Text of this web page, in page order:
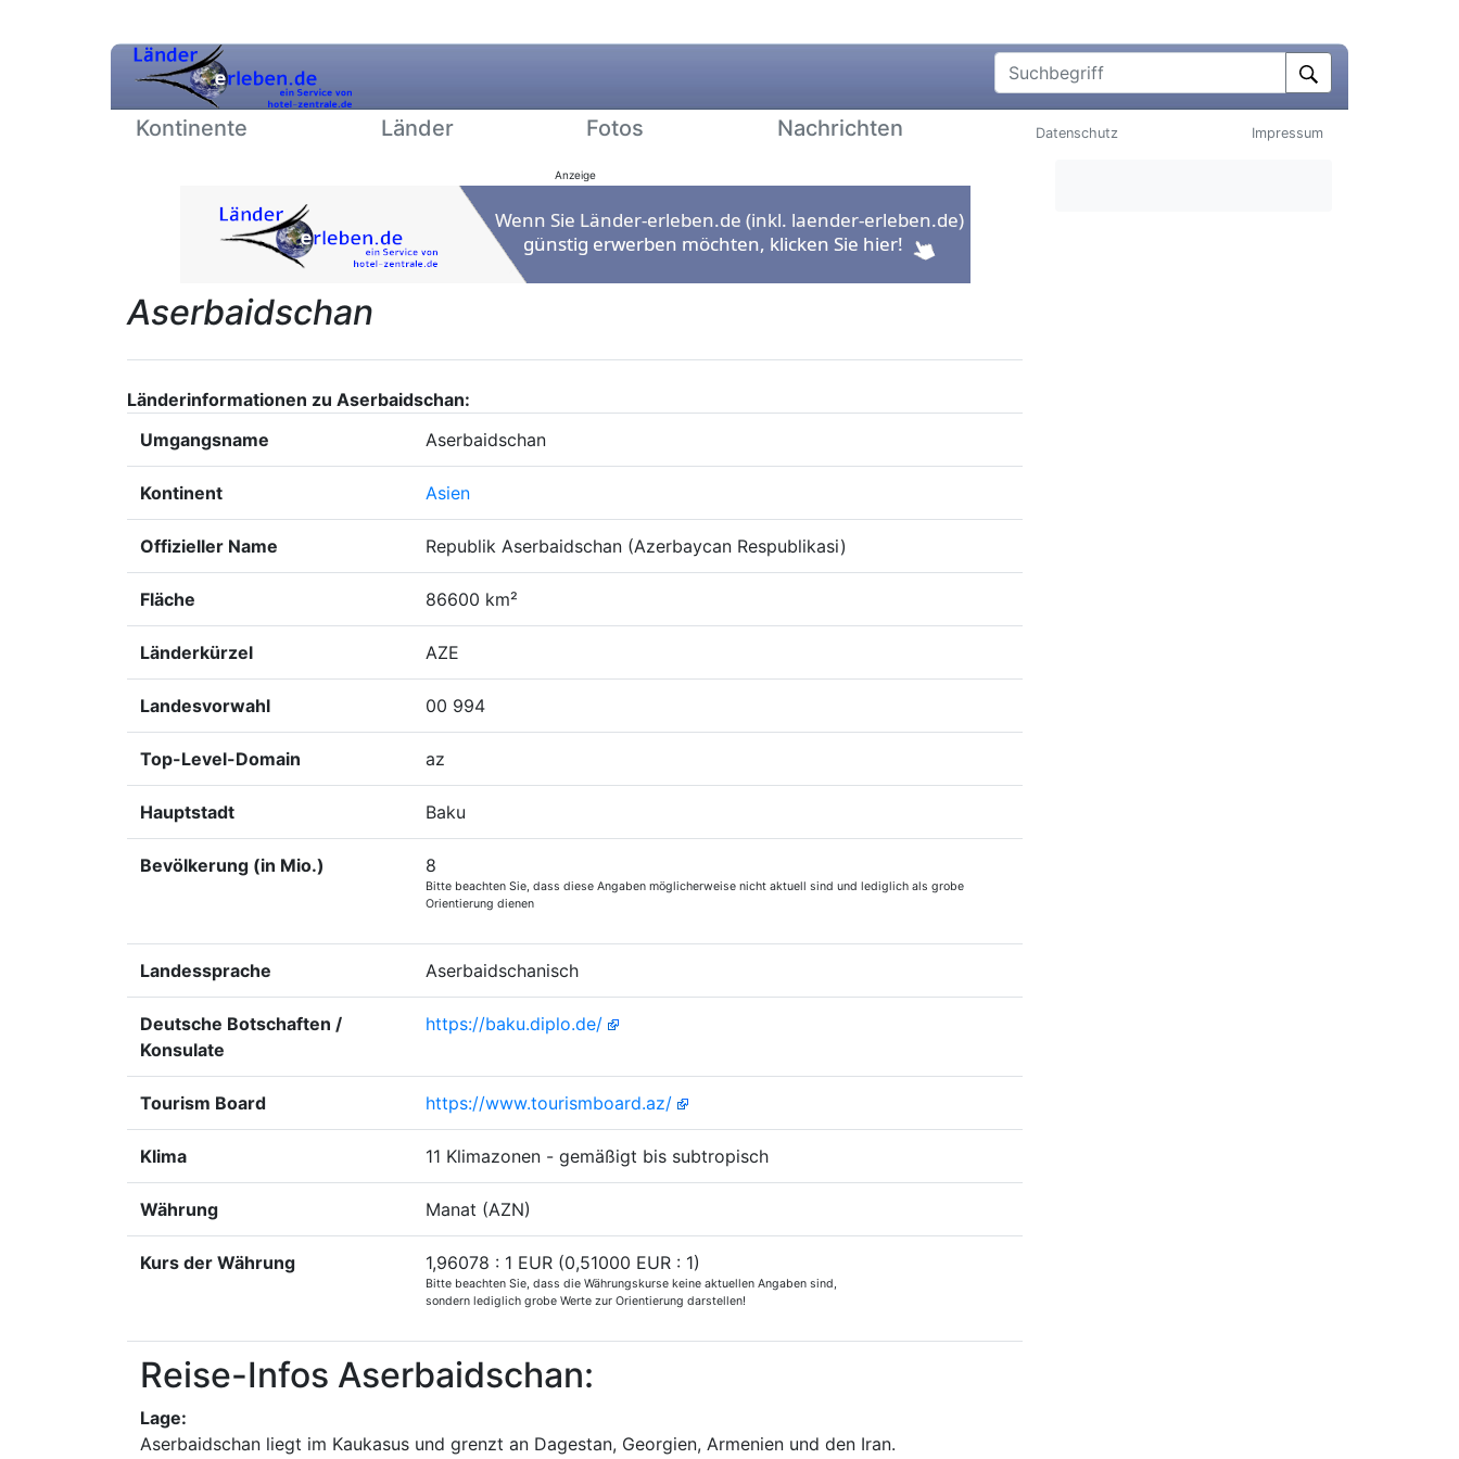
Suchbegriff
Kontinente Länder Fotos Nachrichten Datenschutz Impressum
Anzeige
Aserbaidschan
Länderinformationen zu Aserbaidschan:
Umgangsname
Aserbaidschan
Kontinent Asien
Offizieller Name Republik Aserbaidschan (Azerbaycan Respublikasi)
Fläche 86600 km²
Länderkürzel AZE
Landesvorwahl 00 994
Top-Level-Domain az
Hauptstadt Baku
Bevölkerung (in Mio.) 8
Bitte beachten Sie, dass diese Angaben möglicherweise nicht aktuell sind und lediglich als grobe
Orientierung dienen
Landessprache Aserbaidschanisch
Deutsche Botschaften /
Konsulate
https://baku.diplo.de/
Tourism Board https://www.tourismboard.az/
Klima 11 Klimazonen - gemäßigt bis subtropisch
Währung Manat (AZN)
Kurs der Währung 1,96078 : 1 EUR (0,51000 EUR : 1)
Bitte beachten Sie, dass die Währungskurse keine aktuellen Angaben sind,
sondern lediglich grobe Werte zur Orientierung darstellen!
Reise-Infos Aserbaidschan:
Lage:
Aserbaidschan liegt im Kaukasus und grenzt an Dagestan, Georgien, Armenien und den Iran.